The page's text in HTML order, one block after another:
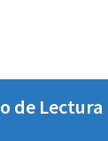
de Lectura